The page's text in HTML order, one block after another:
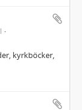
kyrkböcker,